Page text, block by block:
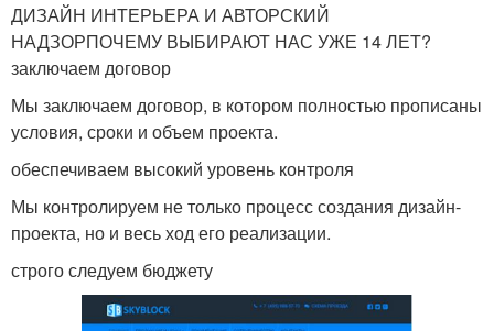
ДИЗАЙН ИНТЕРЬЕРА И АВТОРСКИЙ
НАДЗОРПОЧЕМУ ВЫБИРАЮТ НАС УЖЕ 14 ЛЕТ?
заключаем договор
Мы заключаем договор, в котором полностью прописаны
условия, сроки и объем проекта.
обеспечиваем высокий уровень контроля
Мы контролируем не только процесс создания дизайн-
проекта, но и весь ход его реализации.
строго следуем бюджету